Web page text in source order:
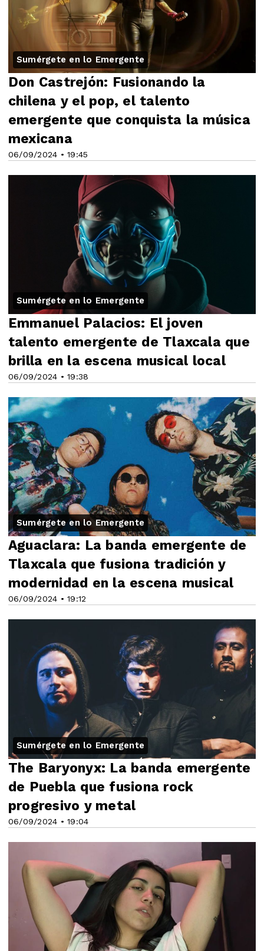
Sumérgete en lo Emergente
06/09/2024 • 19:45
Don Castrejón: Fusionando la
chilena y el pop, el talento
emergente que conquista la música
mexicana
Sumérgete en lo Emergente
06/09/2024 • 19:38
Emmanuel Palacios: El joven
talento emergente de Tlaxcala que
brilla en la escena musical local
Sumérgete en lo Emergente
06/09/2024 • 19:12
Aguaclara: La banda emergente de
Tlaxcala que fusiona tradición y
modernidad en la escena musical
Sumérgete en lo Emergente
06/09/2024 • 19:04
The Baryonyx: La banda emergente
de Puebla que fusiona rock
progresivo y metal